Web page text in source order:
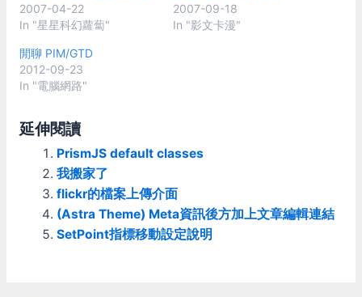
2007-04-22
In "星星科幻蘿蔔"
2007-09-18
In "影文卡漫"
閒聊 PIM/GTD
2012-09-23
In "電腦網路"
延伸閱讀
PrismJS default classes
我搬家了
flickr的檔案上傳介面
(Astra Theme) Meta資訊後方加上文章編輯連結
SetPoint指標移動設定說明